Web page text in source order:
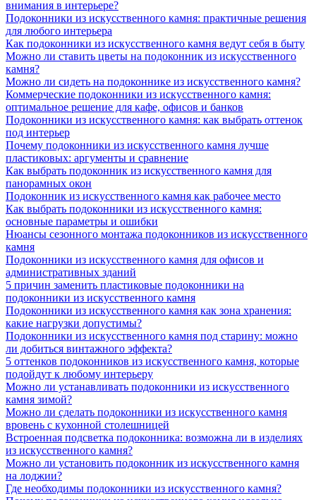
внимания в интерьере?
Подоконники из искусственного камня: практичные решения
для любого интерьера
Как подоконники из искусственного камня ведут себя в быту
Можно ли ставить цветы на подоконник из искусственного
камня?
Можно ли сидеть на подоконнике из искусственного камня?
Коммерческие подоконники из искусственного камня:
оптимальное решение для кафе, офисов и банков
Подоконники из искусственного камня: как выбрать оттенок
под интерьер
Почему подоконники из искусственного камня лучше
пластиковых: аргументы и сравнение
Как выбрать подоконник из искусственного камня для
панорамных окон
Подоконник из искусственного камня как рабочее место
Как выбрать подоконники из искусственного камня:
основные параметры и ошибки
Нюансы сезонного монтажа подоконников из искусственного
камня
Подоконники из искусственного камня для офисов и
административных зданий
5 причин заменить пластиковые подоконники на
подоконники из искусственного камня
Подоконники из искусственного камня как зона хранения:
какие нагрузки допустимы?
Подоконники из искусственного камня под старину: можно
ли добиться винтажного эффекта?
5 оттенков подоконников из искусственного камня, которые
подойдут к любому интерьеру
Можно ли устанавливать подоконники из искусственного
камня зимой?
Можно ли сделать подоконники из искусственного камня
вровень с кухонной столешницей
Встроенная подсветка подоконника: возможна ли в изделиях
из искусственного камня?
Можно ли установить подоконник из искусственного камня
на лоджии?
Где необходимы подоконники из искусственного камня?